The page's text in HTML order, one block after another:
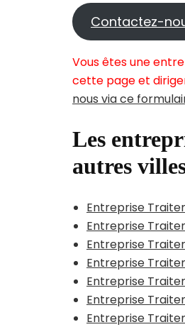
Contactez-
Vous êtes une
cette page et
nous via ce
Les
autres
Entreprise
Entreprise
Entreprise
Entreprise
Entreprise
Entreprise
Entreprise